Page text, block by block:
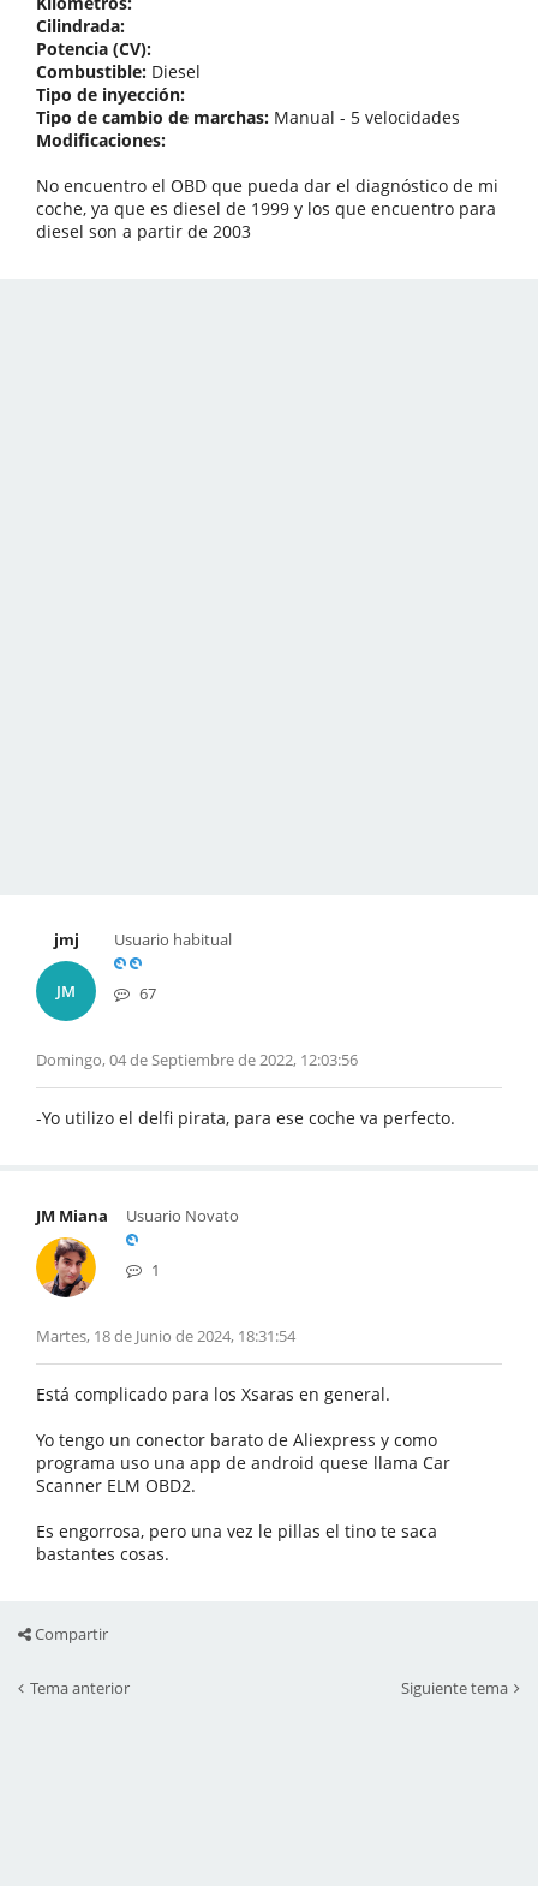
Cilindrada:
Potencia (CV):
Combustible: Diesel
Tipo de inyección:
Tipo de cambio de marchas: Manual - 5 velocidades
Modificaciones:
No encuentro el OBD que pueda dar el diagnóstico de mi
coche, ya que es diesel de 1999 y los que encuentro para
diesel son a partir de 2003
jmj
JM
Usuario habitual
67
Domingo, 04 de Septiembre de 2022, 12:03:56
-Yo utilizo el delfi pirata, para ese coche va perfecto.
JM Miana Usuario Novato
1
Martes, 18 de Junio de 2024, 18:31:54
Está complicado para los Xsaras en general.
Yo tengo un conector barato de Aliexpress y como
programa uso una app de android quese llama Car
Scanner ELM OBD2.
Es engorrosa, pero una vez le pillas el tino te saca
bastantes cosas.
Compartir
Tema anterior Siguiente tema